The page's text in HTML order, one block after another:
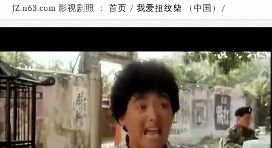
JZ.n63.com 影视剧照 ： 首页 / 我爱扭纹柴 （中国